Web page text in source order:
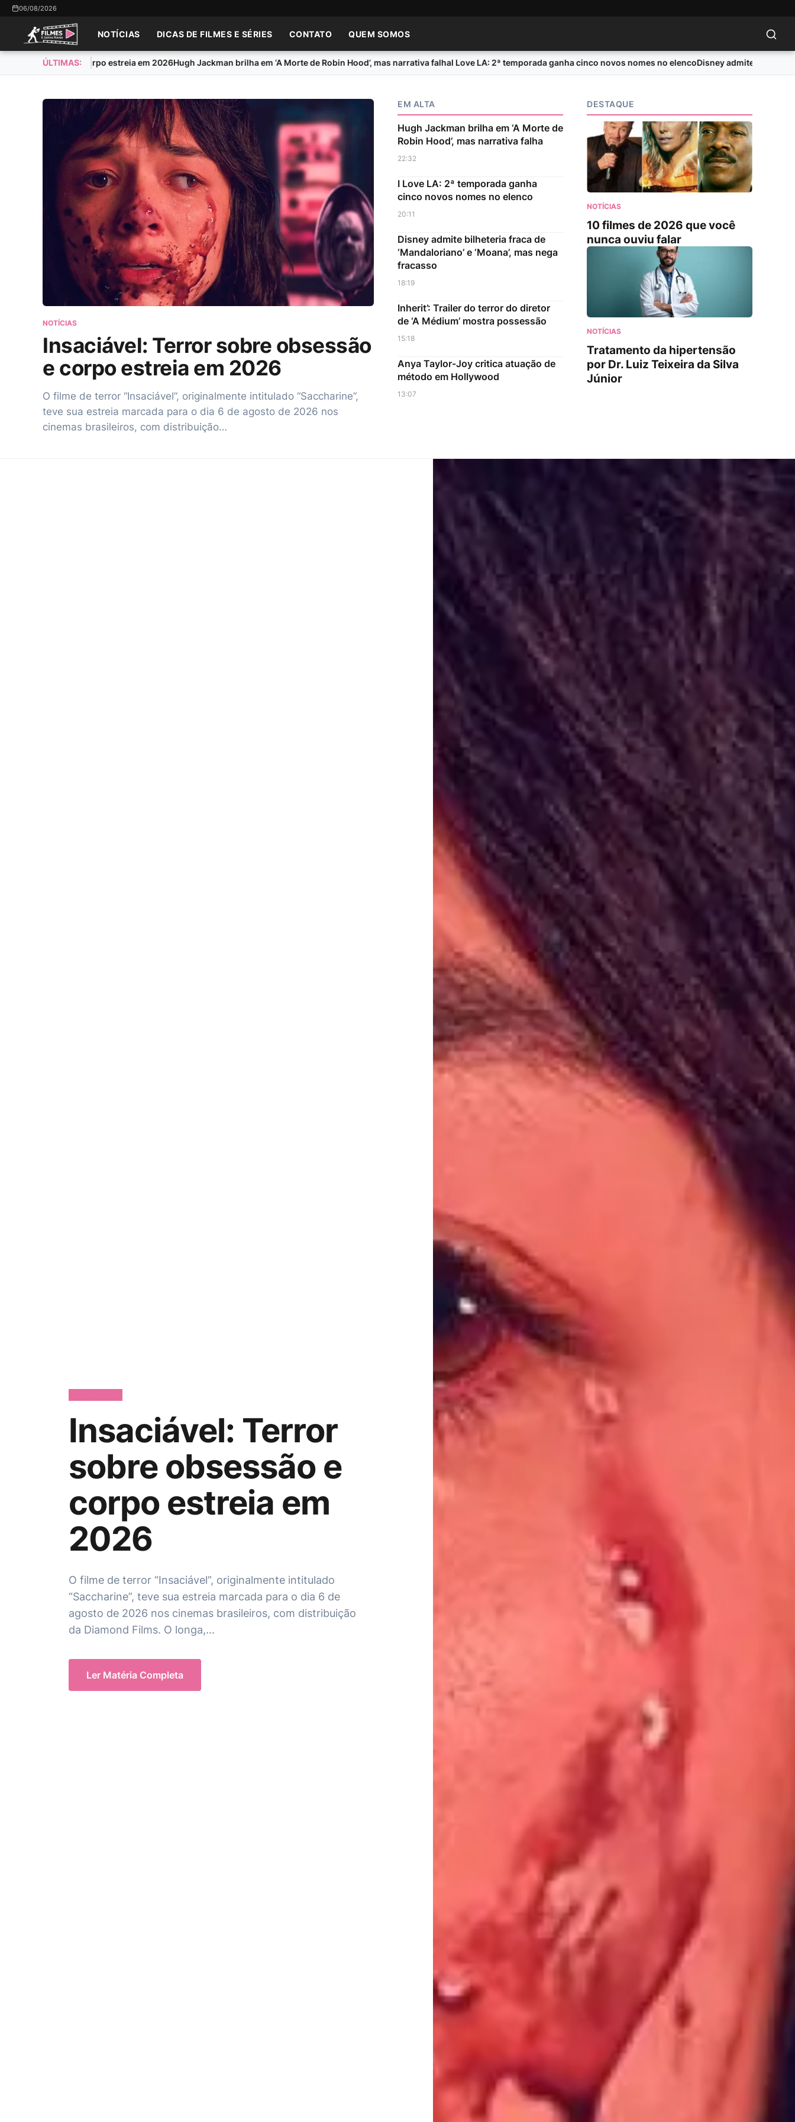
06/08/2026
NOTÍCIAS DICAS DE FILMES E SÉRIES CONTATO QUEM SOMOS
ÚLTIMAS:
obsessão e corpo estreia em 2026Hugh Jackman brilha em ‘A Morte de Robin Hood’, mas narrativa falhaI Love LA: 2ª temporada ganha cinco novos nomes no elencoDisney admite bilheteria fraca
NOTÍCIAS
Insaciável: Terror sobre obsessão
e corpo estreia em 2026
O filme de terror “Insaciável”, originalmente intitulado “Saccharine”,
teve sua estreia marcada para o dia 6 de agosto de 2026 nos
cinemas brasileiros, com distribuição…
EM ALTA
Hugh Jackman brilha em ‘A Morte de
Robin Hood’, mas narrativa falha
22:32
I Love LA: 2ª temporada ganha
cinco novos nomes no elenco
20:11
Disney admite bilheteria fraca de
‘Mandaloriano’ e ‘Moana’, mas nega
fracasso
18:19
Inherit’: Trailer do terror do diretor
de ‘A Médium’ mostra possessão
15:18
Anya Taylor-Joy critica atuação de
método em Hollywood
13:07
DESTAQUE
NOTÍCIAS
10 filmes de 2026 que você
nunca ouviu falar
NOTÍCIAS
Tratamento da hipertensão
por Dr. Luiz Teixeira da Silva
Júnior
Insaciável: Terror
sobre obsessão e
corpo estreia em
2026
O filme de terror “Insaciável”, originalmente intitulado
“Saccharine”, teve sua estreia marcada para o dia 6 de
agosto de 2026 nos cinemas brasileiros, com distribuição
da Diamond Films. O longa,...
Ler Matéria Completa